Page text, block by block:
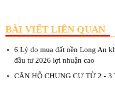
BÀI VIẾT LIÊN QUAN
6 Lý do mua đất nền Long An
đầu tư 2026 lợi nhuận cao
CĂN HỘ CHUNG CƯ TỪ 2 -